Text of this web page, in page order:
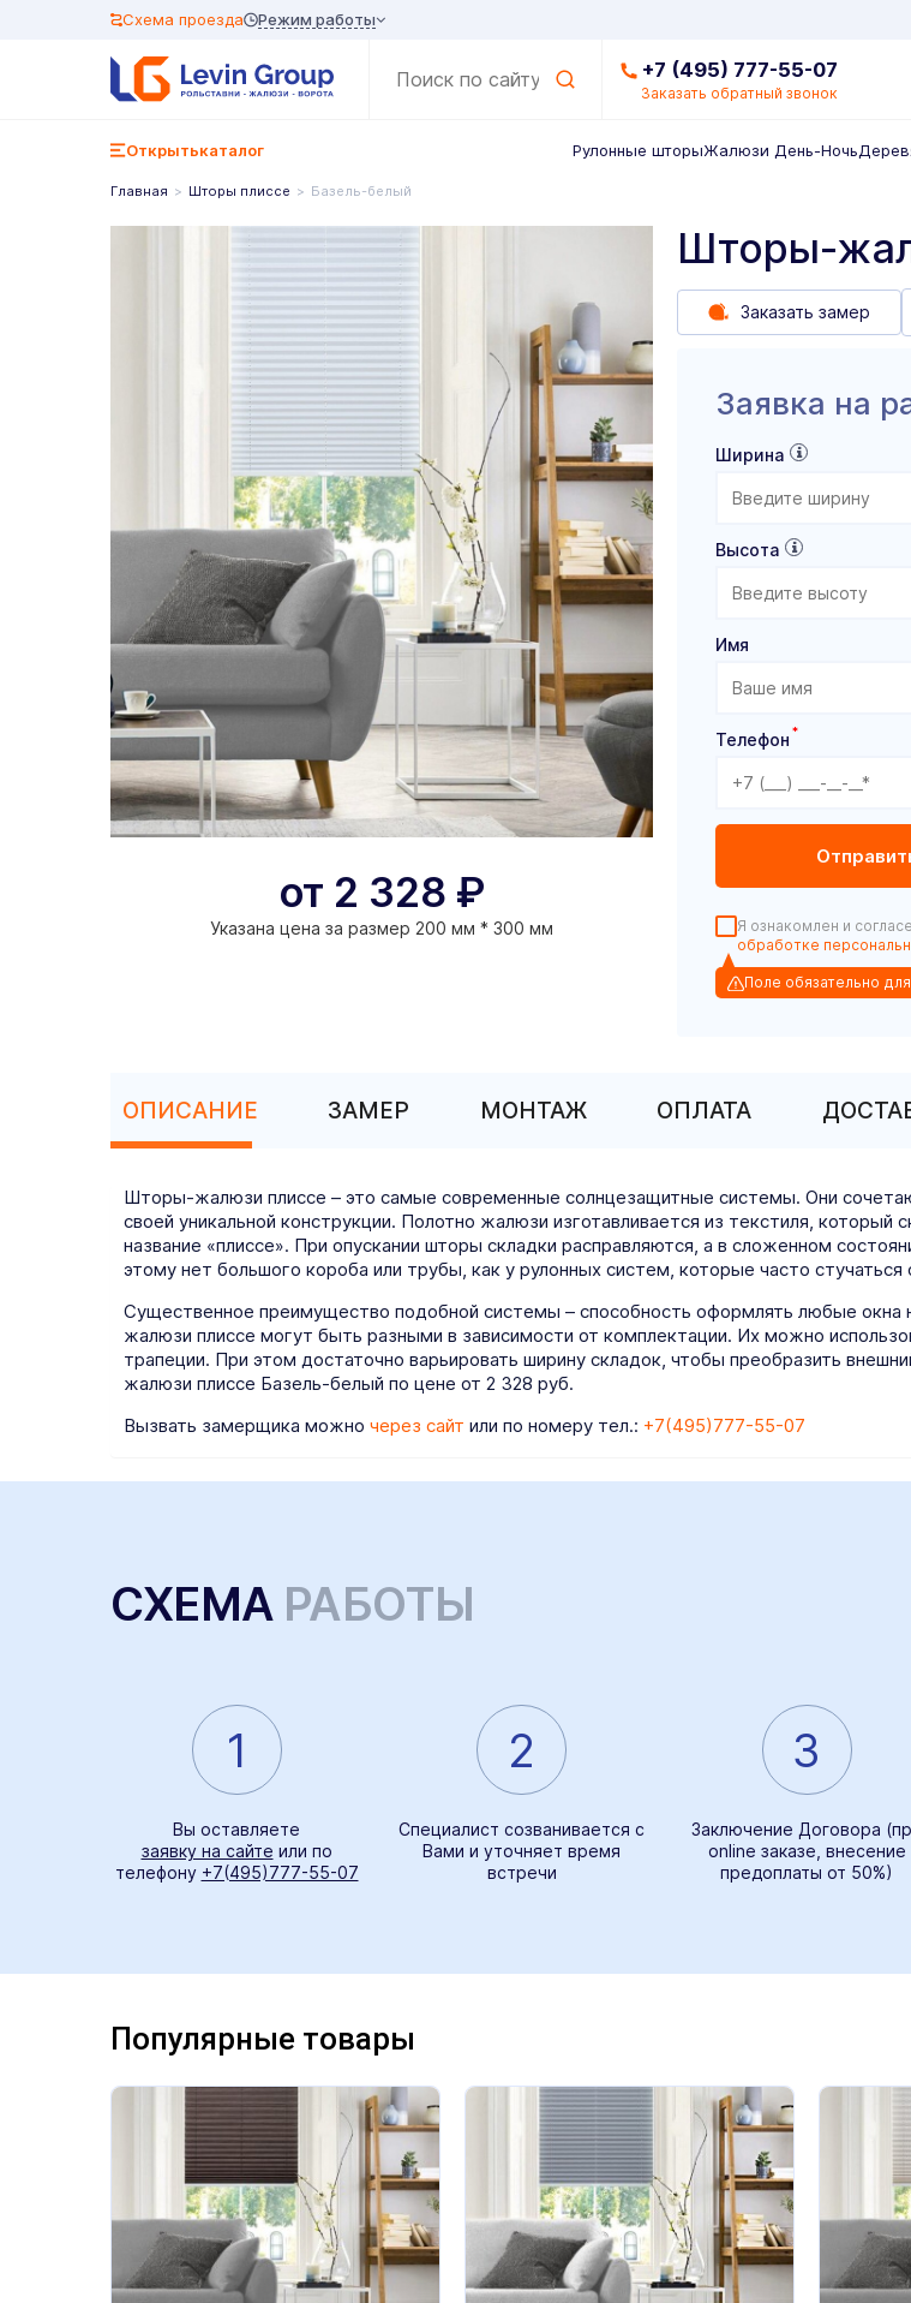
Схема проезда Режим работы
+7 (495) 777-55-07
Заказать обратный звонок
Открытькаталог Рулонные шторыЖалюзи День-Ночь
Главная Шторы плиссе Базель-белый
Шторы-
от 2 328 ₽
Указана цена за размер 200 мм * 300 мм
Заказать замер
Заявка на
Ширина
Высота
Имя
Телефон *
Я ознакомлен и
обработке
Поле обязательно
ОПИСАНИЕ ЗАМЕР МОНТАЖ ОПЛАТА
Шторы-жалюзи плиссе – это самые современные солнцезащитные системы. Они
своей уникальной конструкции. Полотно жалюзи изготавливается из текстиля,
название «плиссе». При опускании шторы складки расправляются, а в сложенном
этому нет большого короба или трубы, как у рулонных систем, которые часто
Существенное преимущество подобной системы – способность оформлять любые окна
жалюзи плиссе могут быть разными в зависимости от комплектации. Их можно
трапеции. При этом достаточно варьировать ширину складок, чтобы преобразить
жалюзи плиссе Базель-белый по цене от 2 328 руб.
Вызвать замерщика можно через сайт или по номеру тел.: +7(495)777-55-07
СХЕМА РАБОТЫ
1
Вы оставляете
заявку на сайте или по
телефону +7(495)777-55-07
2
Специалист созванивается с
Вами и уточняет время
встречи
3
Заключение Договора
online заказе, внесение
предоплаты от 50%)
Популярные товары